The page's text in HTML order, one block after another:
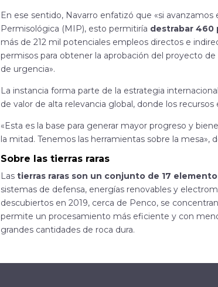
En ese sentido, Navarro enfatizó que «si
Permisológica (MIP), esto permitiría destrabar 460
más de 212 milpotenciales empleos directos e
permisos para obtener la aprobación del proyecto de
de urgencia».
La instancia forma parte de la estrategia
de valor de alta relevancia global, donde los
«Esta es la base para generar mayor progreso y
la mitad. Tenemos las herramientas sobre la mesa»,
Sobre las tierras raras
Lastierras raras son un conjunto de 17
sistemas de defensa, energías renovables y
descubiertos en 2019, cerca de Penco, se
permite un procesamiento más eficiente y con
grandes cantidades de roca dura.